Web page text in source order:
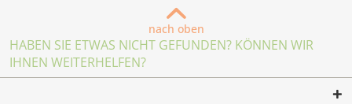
nach oben
HABEN SIE ETWAS NICHT GEFUNDEN? KÖNNEN WIR
IHNEN WEITERHELFEN?